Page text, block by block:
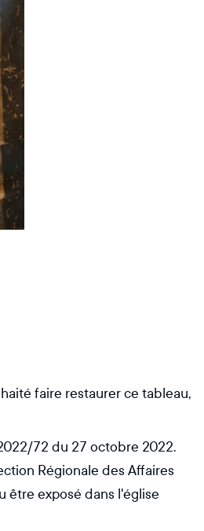
faire restaurer ce tableau,
72 du 27 octobre 2022.
Régionale des Affaires
être exposé dans l'église